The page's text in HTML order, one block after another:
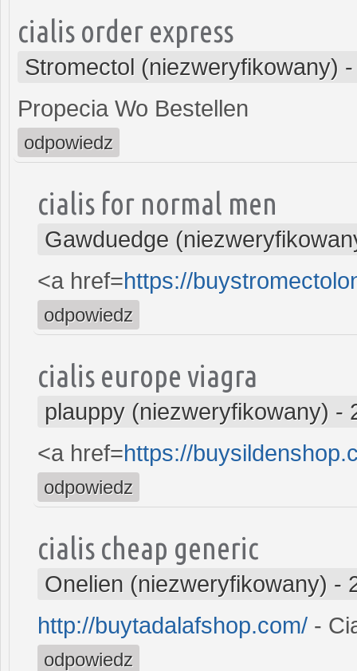
cialis order express
Stromectol (niezweryfikowany)
Propecia Wo Bestellen
odpowiedz
cialis for normal men
Gawduedge
<a href=https://
odpowiedz
cialis europe viagra
plauppy (niezweryfikowany) -
<a href=https://
odpowiedz
cialis cheap generic
Onelien (niezweryfikowany) -
http://buytadalafshop.com/ -
odpowiedz